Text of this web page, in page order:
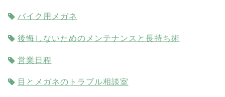
バイク用メガネ
後悔しないためのメンテナンスと長持ち術
営業日程
目とメガネのトラブル相談室